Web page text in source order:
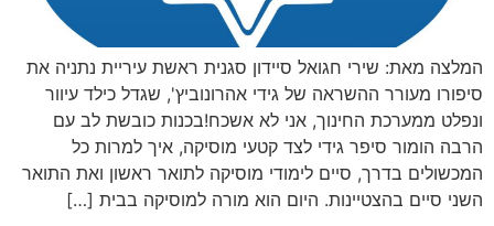
המלצה מאת: שירי חגואל סיידון סגנית ראשת עיריית נתניה את
סיפורו מעורר ההשראה של גידי אהרונוביץ', שגדל כילד עיוור
ונפלט ממערכת החינוך, אני לא אשכח!בכנות כובשת לב עם
הרבה הומור סיפר גידי לצד קטעי מוסיקה, איך למרות כל
המכשולים בדרך, סיים לימודי מוסיקה לתואר ראשון ואת התואר
השני סיים בהצטיינות. היום הוא מורה למוסיקה בבית […]